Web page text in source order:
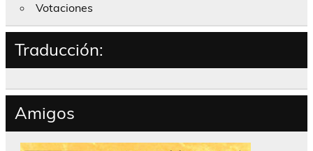
Votaciones
Traducción:
Amigos